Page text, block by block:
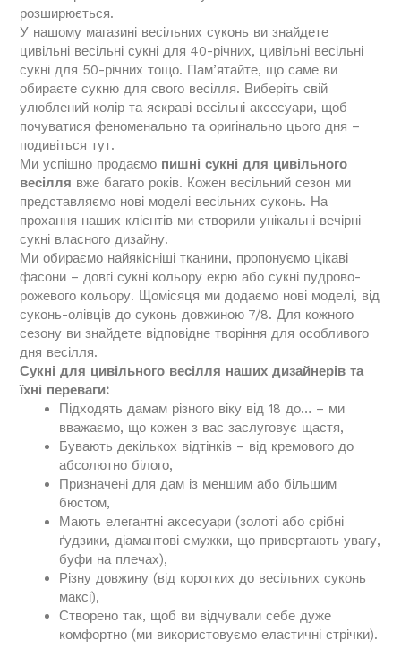
розширюється.
У нашому магазині весільних суконь ви знайдете
цивільні весільні сукні для 40-річних, цивільні весільні
сукні для 50-річних тощо. Пам’ятайте, що саме ви
обираєте сукню для свого весілля. Виберіть свій
улюблений колір та яскраві весільні аксесуари, щоб
почуватися феноменально та оригінально цього дня –
подивіться тут.
Ми успішно продаємо пишні сукні для цивільного
весілля вже багато років. Кожен весільний сезон ми
представляємо нові моделі весільних суконь. На
прохання наших клієнтів ми створили унікальні вечірні
сукні власного дизайну.
Ми обираємо найякісніші тканини, пропонуємо цікаві
фасони – довгі сукні кольору екрю або сукні пудрово-
рожевого кольору. Щомісяця ми додаємо нові моделі, від
суконь-олівців до суконь довжиною 7/8. Для кожного
сезону ви знайдете відповідне творіння для особливого
дня весілля.
Сукні для цивільного весілля наших дизайнерів та
їхні переваги:
Підходять дамам різного віку від 18 до… – ми
вважаємо, що кожен з вас заслуговує щастя,
Бувають декількох відтінків – від кремового до
абсолютно білого,
Призначені для дам із меншим або більшим
бюстом,
Мають елегантні аксесуари (золоті або срібні
ґудзики, діамантові смужки, що привертають увагу,
буфи на плечах),
Різну довжину (від коротких до весільних суконь
максі),
Створено так, щоб ви відчували себе дуже
комфортно (ми використовуємо еластичні стрічки).